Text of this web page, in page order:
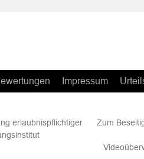
Impressum
erlaubnispflichtiger
Zum